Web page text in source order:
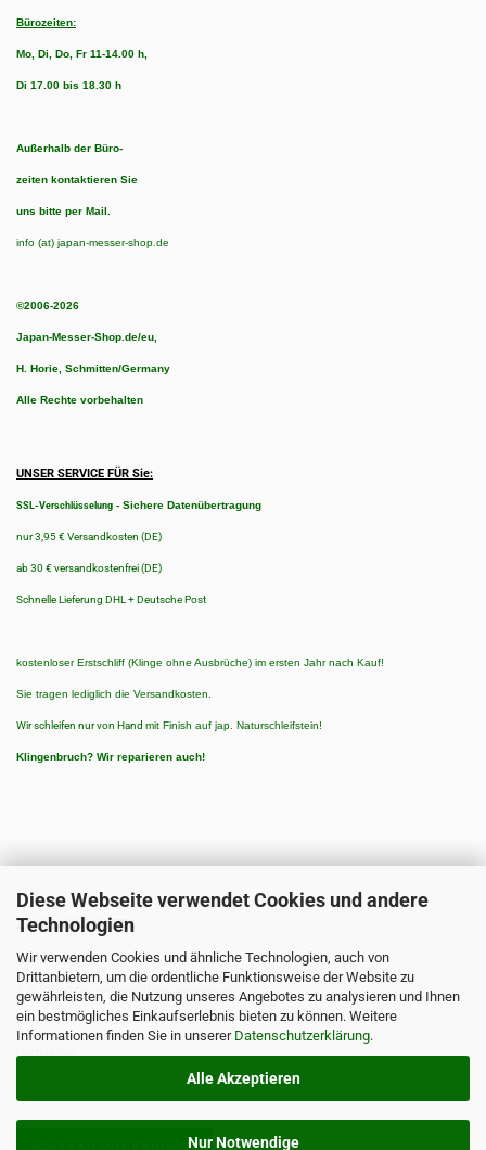
Diese Webseite verwendet Cookies und andere
Technologien
Wir verwenden Cookies und ähnliche Technologien, auch von
Drittanbietern, um die ordentliche Funktionsweise der Website zu
gewährleisten, die Nutzung unseres Angebotes zu analysieren und Ihnen
ein bestmögliches Einkaufserlebnis bieten zu können. Weitere
Informationen finden Sie in unserer Datenschutzerklärung.
Alle Akzeptieren
Nur Notwendige
Bürozeiten:
Mo, Di, Do, Fr 11-14.00 h,
Di 17.00 bis 18.30 h
Außerhalb der Büro-
zeiten kontaktieren Sie
uns bitte per Mail.
info (at) japan-messer-shop.de
©2006-2026
Japan-Messer-Shop.de/eu,
H. Horie, Schmitten/Germany
Alle Rechte vorbehalten
UNSER SERVICE FÜR Sie:
SSL-Verschlüsselung - Sichere Datenübertragung
nur 3,95 € Versandkosten (DE)
ab 30 € versandkostenfrei (DE)
Schnelle Lieferung DHL + Deutsche Post
kostenloser Erstschliff (Klinge ohne Ausbrüche) im ersten Jahr nach Kauf!
Sie tragen lediglich die Versandkosten.
Wir schleifen nur von Hand mit Finish auf jap. Naturschleifstein!
Klingenbruch? Wir reparieren auch!
ZAHLUNGSARTEN
Zahlungsarten:
3 % Rabatt bei Vorkasse/Banküberweisung
PayPal